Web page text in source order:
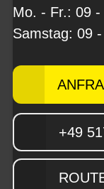
Mo. - Fr.: 09
Samstag: 09
+49